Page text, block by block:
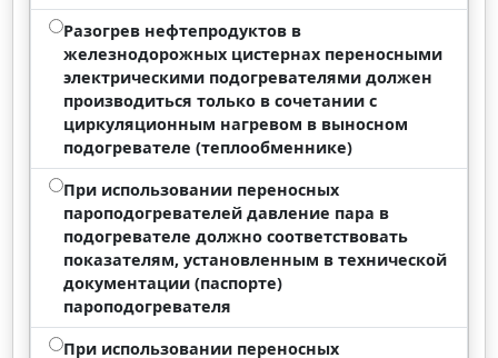
Разогрев нефтепродуктов в
железнодорожных цистернах переносными
электрическими подогревателями должен
производиться только в сочетании с
циркуляционным нагревом в выносном
подогревателе (теплообменнике)
При использовании переносных
пароподогревателей давление пара в
подогревателе должно соответствовать
показателям, установленным в технической
документации (паспорте)
пароподогревателя
При использовании переносных